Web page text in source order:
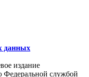
данных
издание
службой